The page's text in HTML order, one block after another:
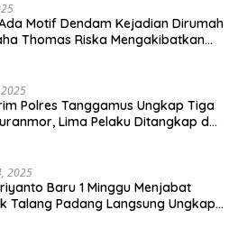
Motif Dendam Kejadian Dirumah
Thomas Riska Mengakibatkan
Polres Tanggamus Ungkap Tiga
Lima Pelaku Ditangkap dan
2025
Baru 1 Minggu Menjabat
Talang Padang Langsung Ungkap